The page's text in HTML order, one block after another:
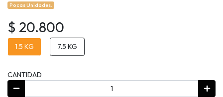
Pocas Unidades.
$ 20.800
1.5 KG 7.5 KG
CANTIDAD